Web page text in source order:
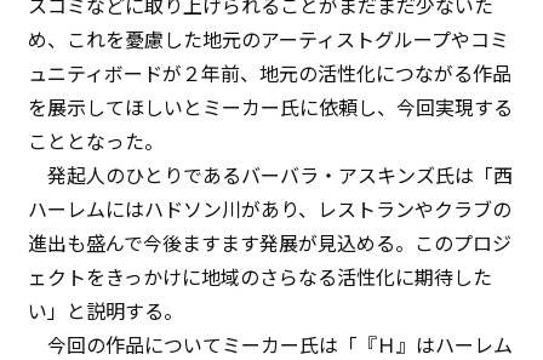
め、これを憂慮した地元のアーティストグループやコミ
ュニティボードが２年前、地元の活性化につながる作品
を展示してほしいとミーカー氏に依頼し、今回実現する
こととなった。
発起人のひとりであるバーバラ・アスキンズ氏は「西
ハーレムにはハドソン川があり、レストランやクラブの
進出も盛んで今後ますます発展が見込める。このプロジ
ェクトをきっかけに地域のさらなる活性化に期待した
い」と説明する。
今回の作品についてミーカー氏は「『Ｈ』はハーレム